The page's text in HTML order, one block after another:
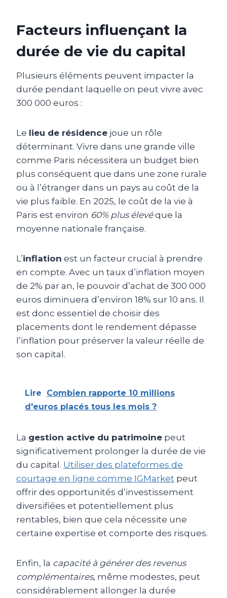
Facteurs influençant la
durée de vie du capital
Plusieurs éléments peuvent impacter la
durée pendant laquelle on peut vivre avec
300 000 euros :
Le lieu de résidence joue un rôle
déterminant. Vivre dans une grande ville
comme Paris nécessitera un budget bien
plus conséquent que dans une zone rurale
ou à l’étranger dans un pays au coût de la
vie plus faible. En 2025, le coût de la vie à
Paris est environ 60% plus élevéque la
moyenne nationale française.
L’inflation est un facteur crucial à prendre
en compte. Avec un taux d’inflation moyen
de 2% par an, le pouvoir d’achat de 300 000
euros diminuera d’environ 18% sur 10 ans. Il
est donc essentiel de choisir des
placements dont le rendement dépasse
l’inflation pour préserver la valeur réelle de
son capital.
Lire
Combien rapporte 10 millions
d'euros placés tous les mois ?
La gestion active du patrimoine peut
significativement prolonger la durée de vie
du capital. Utiliser des plateformes de
courtage en ligne comme IGMarket peut
offrir des opportunités d’investissement
diversifiées et potentiellement plus
rentables, bien que cela nécessite une
certaine expertise et comporte des risques.
Enfin, la capacité à générer des revenus
complémentaires, même modestes, peut
considérablement allonger la durée